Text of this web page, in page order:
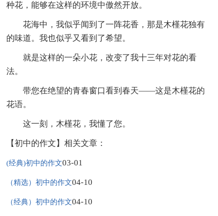
种花，能够在这样的环境中傲然开放。
花海中，我似乎闻到了一阵花香，那是木槿花独有
的味道。我也似乎又看到了希望。
就是这样的一朵小花，改变了我十三年对花的看
法。
带您在绝望的青春窗口看到春天——这是木槿花的
花语。
这一刻，木槿花，我懂了您。
【初中的作文】相关文章：
(经典)初中的作文03-01
（精选）初中的作文04-10
（经典）初中的作文04-10